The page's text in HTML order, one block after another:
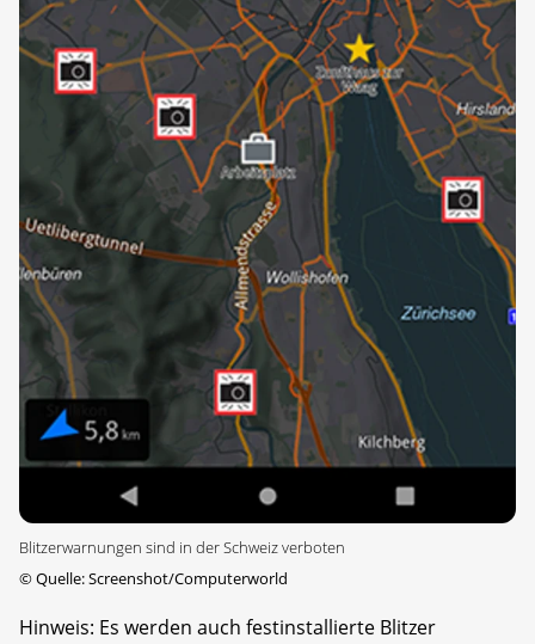
Blitzerwarnungen sind in der Schweiz verboten
©Quelle: Screenshot/Computerworld
Hinweis: Es werden auch festinstallierte Blitzer